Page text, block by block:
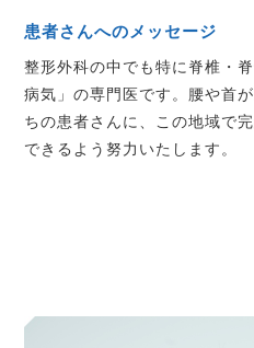
患者さんへのメッセージ
整形外科の中でも特に脊椎・
病気」の専門医です。腰や首
ちの患者さんに、この地域で
できるよう努力いたします。